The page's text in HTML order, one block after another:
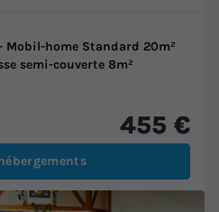
Mobil-home Standard 20m²
semi-couverte 8m²
455 €